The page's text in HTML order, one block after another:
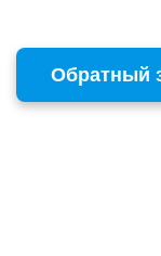
Обратный